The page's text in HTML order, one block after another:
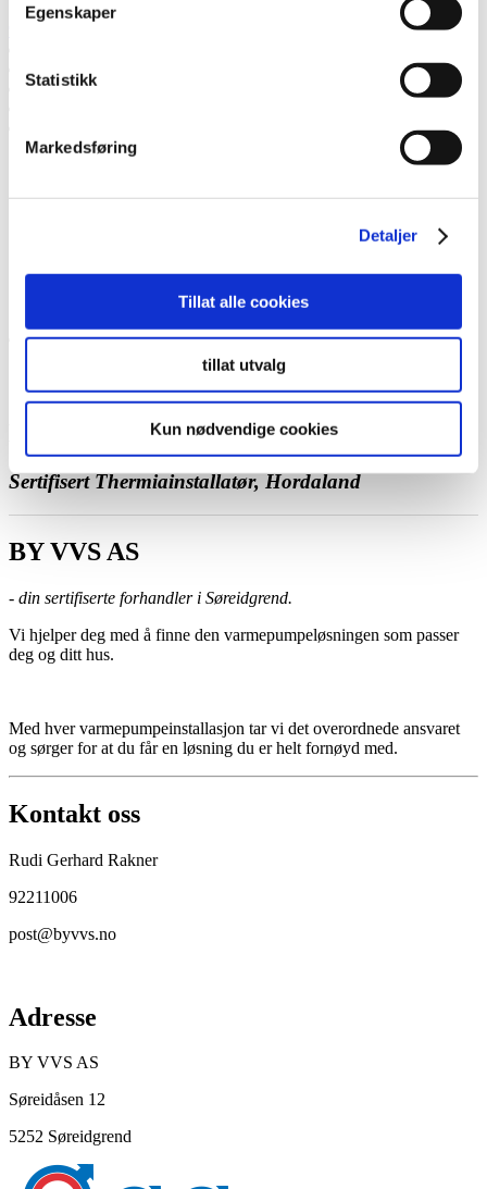
Egenskaper
Statistikk
Markedsføring
Detaljer
Tillat alle cookies
tillat utvalg
Kun nødvendige cookies
Be om et tilbud
Ta kontakt med oss
Be om et tilbud
Sertifisert Thermiainstallatør, Hordaland
BY VVS AS
- din sertifiserte forhandler i Søreidgrend.
Vi hjelper deg med å finne den varmepumpeløsningen som passer
deg og ditt hus.
Med hver varmepumpeinstallasjon tar vi det overordnede ansvaret
og sørger for at du får en løsning du er helt fornøyd med.
Kontakt oss
Rudi Gerhard Rakner
92211006
post@byvvs.no
Adresse
BY VVS AS
Søreidåsen 12
5252 Søreidgrend